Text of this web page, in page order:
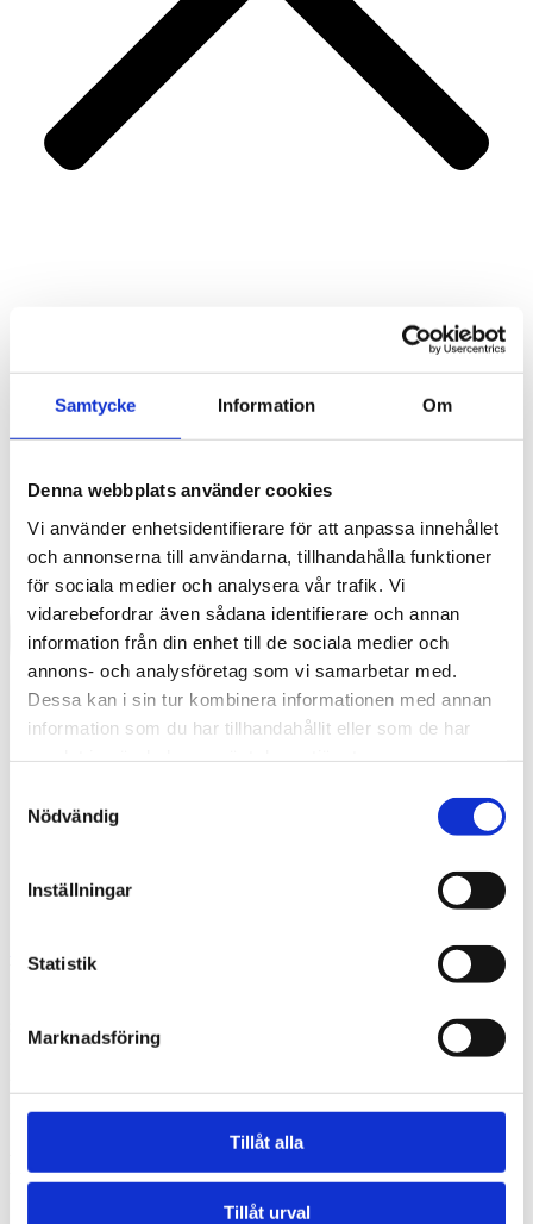
Samtycke Information Om
Denna webbplats använder cookies
Vi använder enhetsidentifierare för att anpassa innehållet
och annonserna till användarna, tillhandahålla funktioner
för sociala medier och analysera vår trafik. Vi
vidarebefordrar även sådana identifierare och annan
information från din enhet till de sociala medier och
annons- och analysföretag som vi samarbetar med.
Dessa kan i sin tur kombinera informationen med annan
information som du har tillhandahållit eller som de har
Nödvändig
Inställningar
Statistik
Marknadsföring
Tillåt alla
Tillåt urval
What are you looking for?
Search
sopsug_06-1024×683
Footer